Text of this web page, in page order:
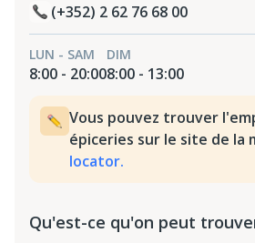
(+352) 2 62 76 68 00
LUN - SAM
8:00 - 20:00
DIM
8:00 - 13:00
Vous pouvez trouver
épiceries sur le site de la
locator.
Qu'est-ce qu'on peut